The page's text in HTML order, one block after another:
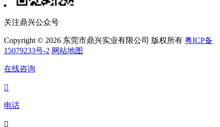
关注鼎兴公众号
Copyright © 2026 东莞市鼎兴实业有限公司 版权所有 粤ICP备
15079233号-2 网站地图
在线咨询

电话
